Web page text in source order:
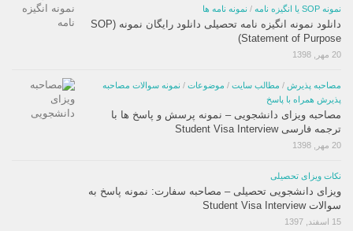
نمونه SOP یا انگیزه نامه / نمونه نامه ها
دانلود نمونه انگیزه نامه تحصیلی دانلود رایگان نمونه (SOP
(Statement of Purpose
20 مهر, 1398
مصاحبه پذیرش / مطالب سایت / موضوعات / نمونه سوالات مصاحبه
پذیرش همراه با پاسخ
مصاحبه ویزای دانشجویی – نمونه پرسش و پاسخ ها با
ترجمه فارسی Student Visa Interview
20 مهر, 1398
نکات ویزای تحصیلی
ویزای دانشجویی تحصیلی – مصاحبه سفارت: نمونه پاسخ به
سوالات Student Visa Interview
15 اسفند, 1397